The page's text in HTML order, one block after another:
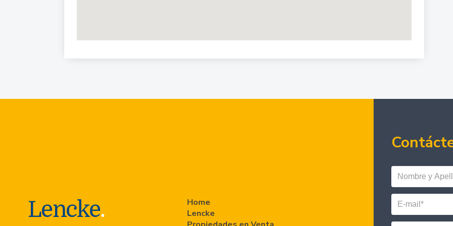
Home
Lencke